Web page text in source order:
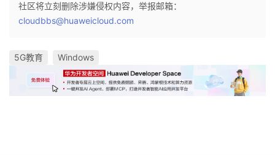
社区将立刻删除涉嫌侵权内容，举报邮箱：
cloudbbs@huaweicloud.com
5G教育 Windows